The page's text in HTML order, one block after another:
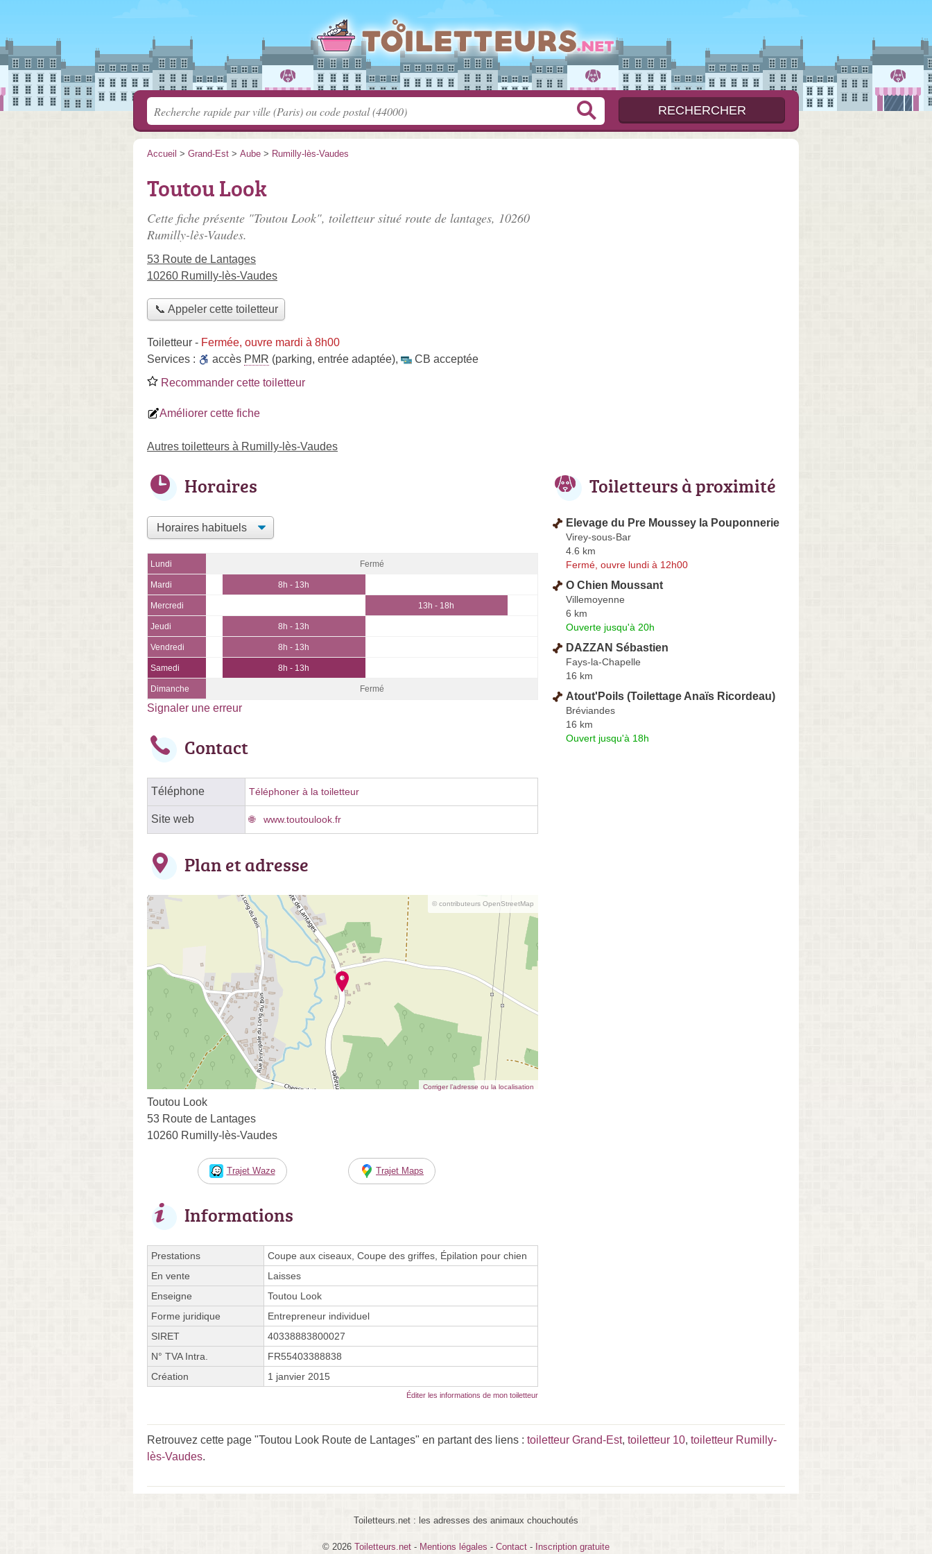
Accueil > Grand-Est > Aube > Rumilly-lès-Vaudes
Toutou Look
Cette fiche présente "Toutou Look", toiletteur situé route de lantages, 10260
Rumilly-lès-Vaudes.
53 Route de Lantages
10260 Rumilly-lès-Vaudes
📞 Appeler cette toiletteur
Toiletteur - Fermée, ouvre mardi à 8h00
Services :
accès PMR (parking, entrée adaptée),
CB acceptée
Recommander cette toiletteur
Améliorer cette fiche
Autres toiletteurs à Rumilly-lès-Vaudes
Horaires
Lundi Fermé
Mardi 8h - 13h
Mercredi 13h - 18h
Jeudi 8h - 13h
Vendredi 8h - 13h
Samedi 8h - 13h
Dimanche Fermé
Signaler une erreur
Contact
Téléphone Téléphoner à la toiletteur
Site web www.toutoulook.fr
Plan et adresse
© contributeurs OpenStreetMap
Corriger l’adresse ou la localisation
Toutou Look
53 Route de Lantages
10260 Rumilly-lès-Vaudes
Trajet Waze Trajet Maps
Informations
Prestations
Coupe aux ciseaux, Coupe des griffes, Épilation pour chien
En vente
Laisses
Enseigne
Toutou Look
Forme juridique
Entrepreneur individuel
SIRET
40338883800027
N° TVA Intra.
FR55403388838
Création
1 janvier 2015
Éditer les informations de mon toiletteur
Toiletteurs à proximité
Elevage du Pre Moussey la Pouponnerie
Virey-sous-Bar
4.6 km
Fermé, ouvre lundi à 12h00
O Chien Moussant
Villemoyenne
6 km
Ouverte jusqu'à 20h
DAZZAN Sébastien
Fays-la-Chapelle
16 km
Atout'Poils (Toilettage Anaïs Ricordeau)
Bréviandes
16 km
Ouvert jusqu'à 18h
Retrouvez cette page "Toutou Look Route de Lantages" en partant des liens : toiletteur Grand-Est, toiletteur 10, toiletteur Rumilly-
lès-Vaudes.
Toiletteurs.net : les adresses des animaux chouchoutés
© 2026 Toiletteurs.net - Mentions légales - Contact - Inscription gratuite